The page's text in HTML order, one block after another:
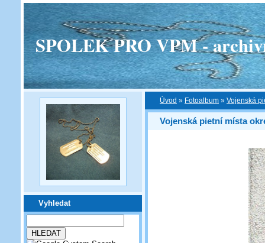
SPOLEK PRO VPM -
Vyhledat
Úvod » Fotoalbum » Vojenská
Vojenská pietní místa